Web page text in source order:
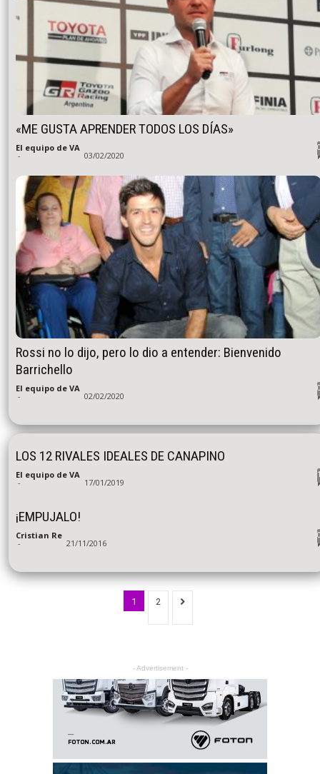
«ME GUSTA APRENDER TODOS LOS DÍAS»
El equipo de VA
- 03/02/2020
Rossi no lo dijo, pero lo dio a entender: Bienvenido
Barrichello
El equipo de VA
- 02/02/2020
LOS 12 RIVALES IDEALES DE CANAPINO
El equipo de VA
- 17/01/2019
¡EMPUJALO!
Cristian Re
- 21/11/2016
1 2
- Advertisement -